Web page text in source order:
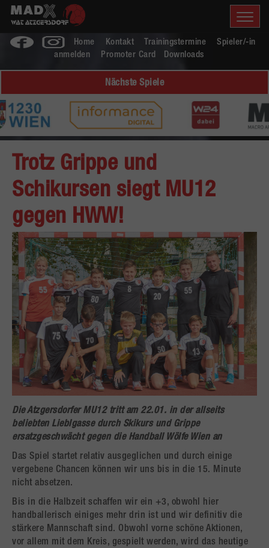
Home Kontakt Trainingstermine
Spieler/-in
anmelden
Promoter Card Downloads
Nächste Spiele
Trotz Grippe und
Schikursen siegt MU12
gegen HWW!
Die Atzgersdorfer MU12 tritt am 22.01. in der allseits
beliebten Lieblgasse durch Skikurs und Grippe
ersatzgeschwächt gegen die Handball Wölfe Wien an
Das Spiel startet relativ ausgeglichen und durch einige
vergebene Chancen können wir uns bis in die 15. Minute
nicht absetzen.
Bis in die Halbzeit schaffen wir ein +3, obwohl hier
handballerisch einiges mehr drin ist und wir definitiv die
stärkere Mannschaft sind. Obwohl vorne schöne Aktionen,
vor allem mit dem Kreis, gespielt werden, wird das heutige